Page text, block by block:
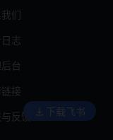
们
志
台
接
反馈 下载飞书